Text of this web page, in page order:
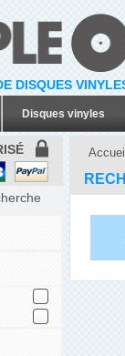
DISQUES
Disques vinyles
Accueil